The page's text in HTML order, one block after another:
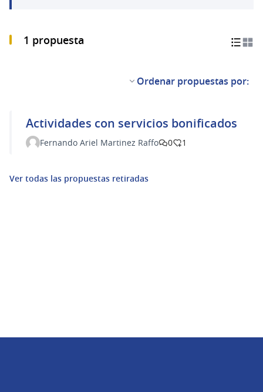
1 propuesta
Ordenar propuestas por:
Actividades con servicios bonificados
Fernando Ariel Martinez Raffo 0 1
Ver todas las propuestas retiradas